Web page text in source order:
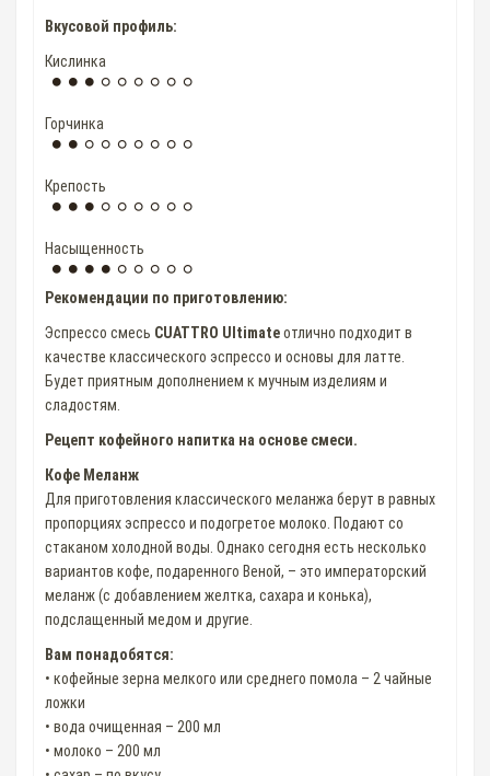
Вкусовой профиль:
Кислинка
Горчинка
Крепость
Насыщенность
Рекомендации по приготовлению:
Эспрессо смесь CUATTRO Ultimateотлично подходит в
качестве классического эспрессо и основы для латте.
Будет приятным дополнением к мучным изделиям и
сладостям.
Рецепт кофейного напитка на основе смеси.
Кофе Меланж
Для приготовления классического меланжа берут в равных
пропорциях эспрессо и подогретое молоко. Подают со
стаканом холодной воды. Однако сегодня есть несколько
вариантов кофе, подаренного Веной, – это императорский
меланж (с добавлением желтка, сахара и конька),
подслащенный медом и другие.
Вам понадобятся:
• кофейные зерна мелкого или среднего помола – 2 чайные
ложки
• вода очищенная – 200 мл
• молоко – 200 мл